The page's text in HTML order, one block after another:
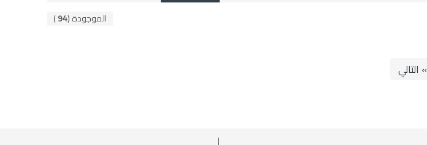
الموجودة (94
)
» التالي